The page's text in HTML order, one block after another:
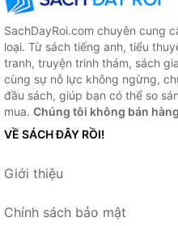
SachDayRoi.com chuyên cung
loại. Từ sách tiếng anh, tiểu
tranh, truyện trinh thám, sách
cùng sự nỗ lực không ngừng,
đầu sách, giúp bạn có thể so
mua. Chúng tôi không bán
VỀ SÁCH ĐÂY RỒI!
Giới thiệu
Chính sách bảo mật